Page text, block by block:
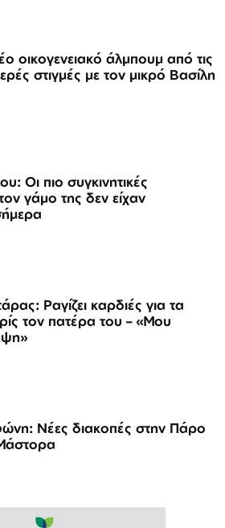
οικογενειακό άλμπουμ από τις
στιγμές με τον μικρό Βασίλη
Οι πιο συγκινητικές
γάμο της δεν είχαν
Ραγίζει καρδιές για τα
τον πατέρα του – «Μου
Νέες διακοπές στην Πάρο